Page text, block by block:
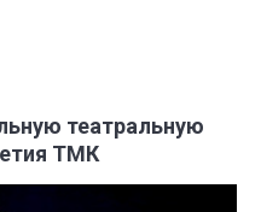
театральную
ТМК